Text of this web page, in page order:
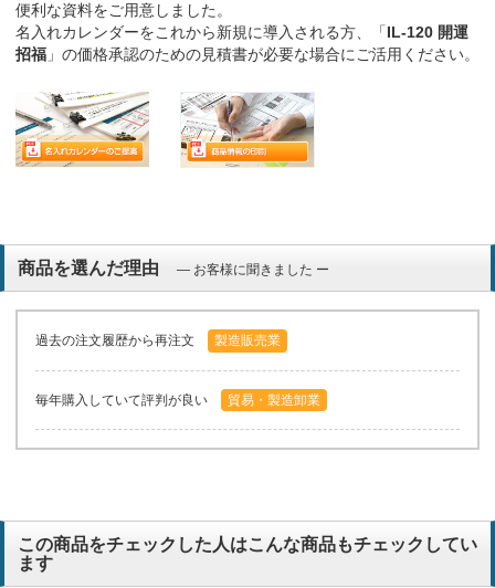
便利な資料をご用意しました。
名入れカレンダーをこれから新規に導入される方、「IL-120 開運
招福 」の価格承認のための見積書が必要な場合にご活用ください。
商品を選んだ理由 ― お客様に聞きました ー
過去の注文履歴から再注文 製造販売業
毎年購入していて評判が良い 貿易・製造卸業
この商品をチェックした人はこんな商品もチェックしてい
ます